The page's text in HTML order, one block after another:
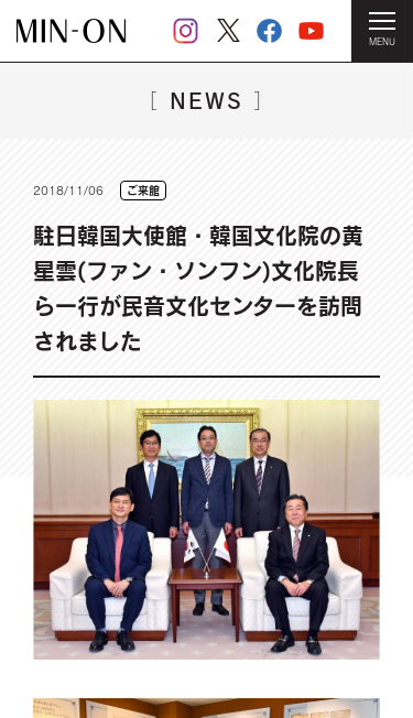
MENU
(ファン・ソンフン)文化院長ら一行が民音文化センターを訪問されま
［ NEWS ］
2018/11/06 ご来館
駐日韓国大使館・韓国文化院の黄
星雲(ファン・ソンフン)文化院長
ら一行が民音文化センターを訪問
されました